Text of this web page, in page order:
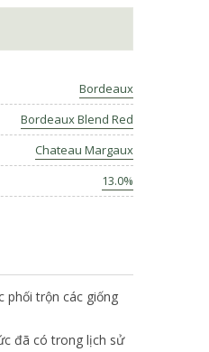
Bordeaux
Bordeaux Blend Red
Chateau Margaux
13.0%
phối trộn các giống
đã có trong lịch sử